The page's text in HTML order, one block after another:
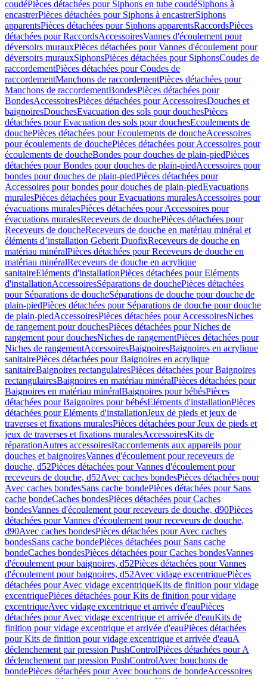
coudéPièces détachées pour Siphons en tube coudéSiphons à
encastrerPièces détachées pour Siphons à encastrerSiphons
apparentsPièces détachées pour Siphons apparentsRaccordsPièces
détachées pour RaccordsAccessoiresVannes d'écoulement pour
déversoirs murauxPièces détachées pour Vannes d'écoulement pour
déversoirs murauxSiphonsPièces détachées pour SiphonsCoudes de
raccordementPièces détachées pour Coudes de
raccordementManchons de raccordementPièces détachées pour
Manchons de raccordementBondesPièces détachées pour
BondesAccessoiresPièces détachées pour AccessoiresDouches et
baignoiresDouchesEvacuation des sols pour douchesPièces
détachées pour Evacuation des sols pour douchesEcoulements de
douchePièces détachées pour Ecoulements de doucheAccessoires
pour écoulements de douchePièces détachées pour Accessoires pour
écoulements de doucheBondes pour douches de plain-piedPièces
détachées pour Bondes pour douches de plain-piedAccessoires pour
bondes pour douches de plain-piedPièces détachées pour
Accessoires pour bondes pour douches de plain-piedEvacuations
muralesPièces détachées pour Evacuations muralesAccessoires pour
évacuations muralesPièces détachées pour Accessoires pour
évacuations muralesReceveurs de douchePièces détachées pour
Receveurs de doucheReceveurs de douche en matériau minéral et
éléments d’installation Geberit DuofixReceveurs de douche en
matériau minéralPièces détachées pour Receveurs de douche en
matériau minéralReceveurs de douche en acrylique
sanitaireEléments d'installationPièces détachées pour Eléments
d'installationAccessoiresSéparations de douchePièces détachées
pour Séparations de doucheSéparations de douche pour douche de
plain-piedPièces détachées pour Séparations de douche pour douche
de plain-piedAccessoiresPièces détachées pour AccessoiresNiches
de rangement pour douchesPièces détachées pour Niches de
rangement pour douchesNiches de rangementPièces détachées pour
Niches de rangementAccessoiresBaignoiresBaignoires en acrylique
sanitairePièces détachées pour Baignoires en acrylique
sanitaireBaignoires rectangulairesPièces détachées pour Baignoires
rectangulairesBaignoires en matériau minéralPièces détachées pour
Baignoires en matériau minéralBaignoires pour bébésPièces
détachées pour Baignoires pour bébésEléments d'installationPièces
détachées pour Eléments d'installationJeux de pieds et jeux de
traverses et fixations muralesPièces détachées pour Jeux de pieds et
jeux de traverses et fixations muralesAccessoiresKits de
réparationAutres accessoiresRaccordements aux appareils pour
douches et baignoiresVannes d'écoulement pour receveurs de
douche, d52Pièces détachées pour Vannes d'écoulement pour
receveurs de douche, d52Avec caches bondesPièces détachées pour
Avec caches bondesSans cache bondePièces détachées pour Sans
cache bondeCaches bondesPièces détachées pour Caches
bondesVannes d'écoulement pour receveurs de douche, d90Pièces
détachées pour Vannes d'écoulement pour receveurs de douche,
d90Avec caches bondesPièces détachées pour Avec caches
bondesSans cache bondePièces détachées pour Sans cache
bondeCaches bondesPièces détachées pour Caches bondesVannes
d'écoulement pour baignoires, d52Pièces détachées pour Vannes
d'écoulement pour baignoires, d52Avec vidage excentriquePièces
détachées pour Avec vidage excentriqueKits de finition pour vidage
excentriquePièces détachées pour Kits de finition pour vidage
excentriqueAvec vidage excentrique et arrivée d'eauPièces
détachées pour Avec vidage excentrique et arrivée d'eauKits de
finition pour vidage excentrique et arrivée d'eauPièces détachées
pour Kits de finition pour vidage excentrique et arrivée d'eauA
déclenchement par pression PushControlPièces détachées pour A
déclenchement par pression PushControlAvec bouchons de
bondePièces détachées pour Avec bouchons de bondeAccessoires